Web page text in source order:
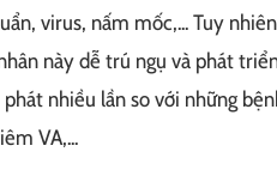
virus, nấm mốc,... Tuy
này dễ trú ngụ và phát
nhiều lần so với những
VA,...